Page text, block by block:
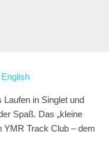
English
in Singlet und
Spaß. Das „kleine
YMR Track Club – dem